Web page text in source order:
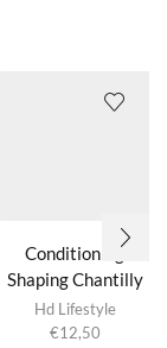
Conditioning
Shaping Chantilly
Hd Lifestyle
€12,50